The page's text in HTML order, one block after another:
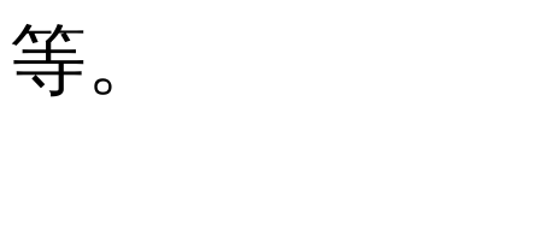
等。